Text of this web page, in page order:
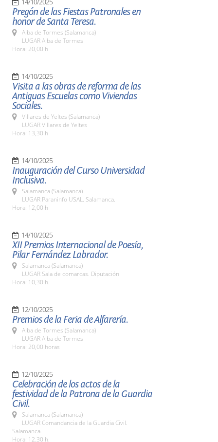
Pregón de las Fiestas Patronales en
honor de Santa Teresa.
Alba de Tormes (Salamanca)
LUGAR Alba de Tormes
Hora: 20,00 h
14/10/2025
Visita a las obras de reforma de las
Antiguas Escuelas como Viviendas
Sociales.
Villares de Yeltes (Salamanca)
LUGAR Villares de Yeltes
Hora: 13,30 h
14/10/2025
Inauguración del Curso Universidad
Inclusiva.
Salamanca (Salamanca)
LUGAR Paraninfo USAL. Salamanca.
Hora: 12,00 h
14/10/2025
XII Premios Internacional de Poesía,
Pilar Fernández Labrador.
Salamanca (Salamanca)
LUGAR Sala de comarcas. Diputación
Hora: 10,30 h.
12/10/2025
Premios de la Feria de Alfarería.
Alba de Tormes (Salamanca)
LUGAR Alba de Tormes
Hora: 20,00 horas
12/10/2025
Celebración de los actos de la
festividad de la Patrona de la Guardia
Civil.
Salamanca (Salamanca)
LUGAR Comandancia de la Guardia Civil.
Salamanca.
Hora: 12.30 h.